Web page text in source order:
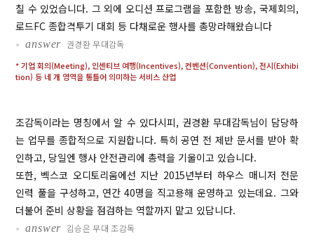
칠 수 있었습니다. 그 외에 오디션 프로그램을 포함한 방송, 국제회의,
로드FC 종합격투기 대회 등 다채로운 행사를 총망라해왔습니다
• answer 권경환 무대감독
* 기업 회의(Meeting), 인센티브 여행(Incentives), 컨벤션(Convention), 전시(Exhibi
tion) 등 네 개 영역을 통틀어 의미하는 서비스 산업
조감독이라는 명칭에서 알 수 있다시피, 권경환 무대감독님이 담당하
는 업무를 종합적으로 지원합니다. 특히 공연 전 제반 문서를 받아 확
인하고, 당일엔 행사 안전관리에 총력을 기울이고 있습니다.
또한, 벡스코 오디토리움에선 지난 2015년부터 하우스 매니저 전문
인력 풀을 구성하고, 연간 40명을 직고용해 운영하고 있는데요. 그와
더불어 준비 상황을 점검하는 역할까지 맡고 있답니다.
• answer 김승은 무대 조감독